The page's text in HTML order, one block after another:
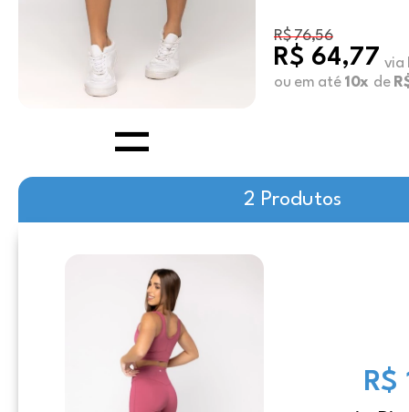
R$ 76,56
R$ 64,77 via
ou em até 10x de
2 Produtos
R$